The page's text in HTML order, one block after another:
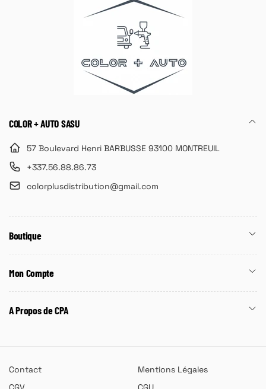
COLOR + AUTO SASU
57 Boulevard Henri BARBUSSE 93100 MONTREUIL
+337.56.88.86.73
colorplusdistribution@gmail.com
Boutique
Mon Compte
A Propos de CPA
Contact
Mentions Légales